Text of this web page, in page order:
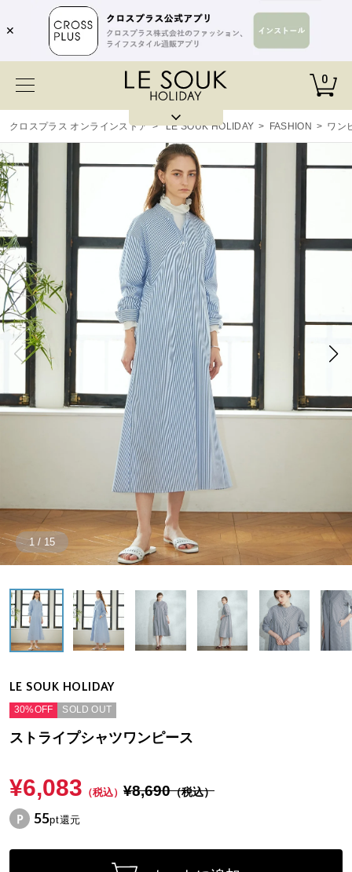
✕
0
クロスプラス オンラインストア > LE SOUK HOLIDAY > FASHION > ワン
1 / 15
LE SOUK HOLIDAY
30%OFF SOLD OUT
ストライプシャツワンピース
¥6,083 （税込） ¥8,690（税込）
55pt還元